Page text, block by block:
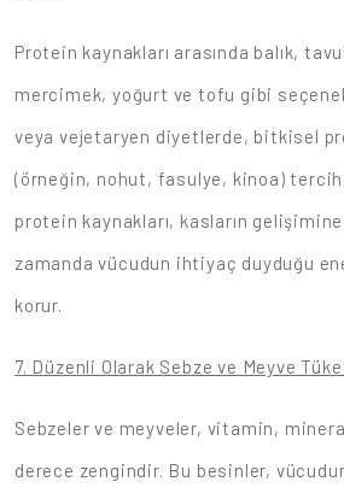
Protein kaynakları arasında balık,
mercimek, yoğurt ve tofu gibi
veya vejetaryen diyetlerde, bitkisel
(örneğin, nohut, fasulye, kinoa)
protein kaynakları, kasların
zamanda vücudun ihtiyaç duyduğu
korur.
7. Düzenli Olarak Sebze ve Meyve
Sebzeler ve meyveler, vitamin,
derece zengindir. Bu besinler,